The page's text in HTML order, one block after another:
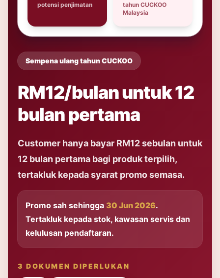
potensi penjimatan
tahun CUCKOO
Malaysia
Sempena ulang tahun CUCKOO
RM12/bulan untuk 12
bulan pertama
Customer hanya bayar RM12 sebulan untuk
12 bulan pertama bagi produk terpilih,
tertakluk kepada syarat promo semasa.
Promo sah sehingga 30 Jun 2026.
Tertakluk kepada stok, kawasan servis dan
kelulusan pendaftaran.
3 DOKUMEN DIPERLUKAN